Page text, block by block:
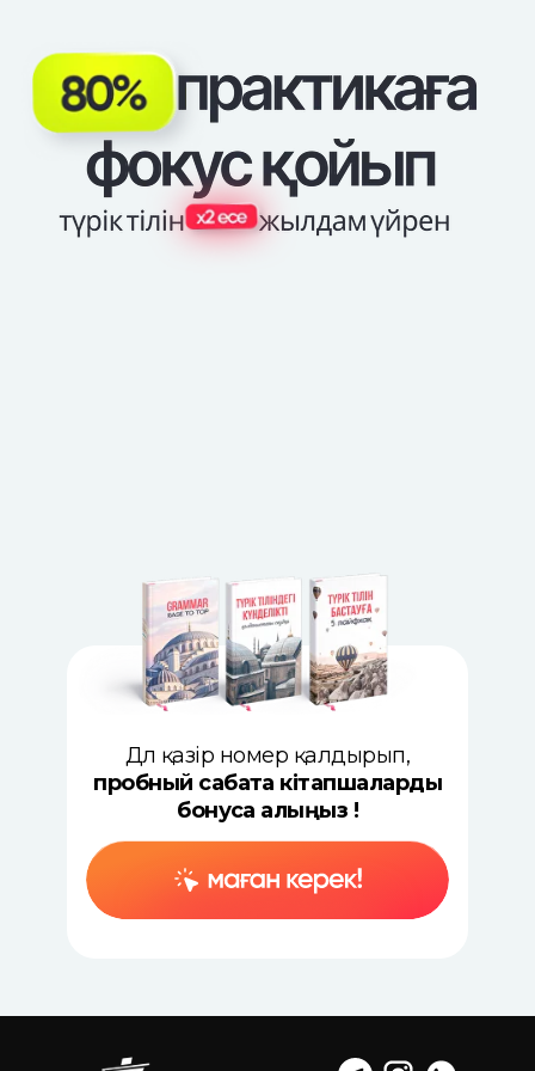
Дәл қазір номер қалдырып,
пробный сабақта кітапшаларды
бонусқа алыңыз !